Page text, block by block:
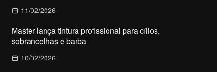
11/02/2026
Master lança tintura profissional para cílios,
sobrancelhas e barba
10/02/2026